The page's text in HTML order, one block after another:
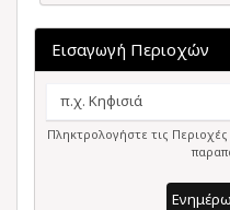
Εισαγωγή Περιοχών
Πληκτρολογήστε τις